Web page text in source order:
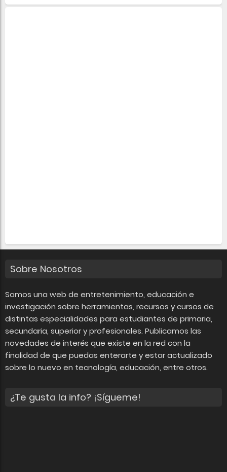
Sobre Nosotros
Somos una web de entretenimiento, educación e
investigación sobre herramientas, recursos y cursos de
distintas especialidades para estudiantes de primaria,
secundaria, superior y profesionales. Publicamos las
novedades de interés que existe en la red con la
finalidad de que puedas enterarte y estar actualizado
sobre lo nuevo en tecnología, educación, entre otros.
¿Te gusta la info? ¡Sígueme!